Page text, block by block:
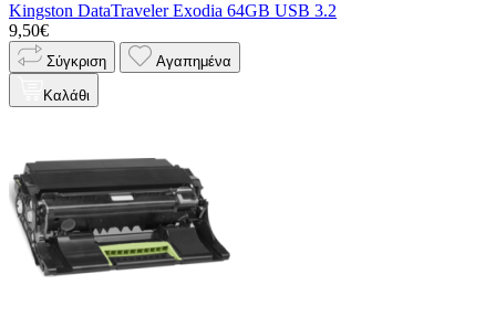
Kingston DataTraveler Exodia 64GB USB 3.2
9,50€
Σύγκριση Αγαπημένα
Καλάθι